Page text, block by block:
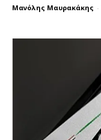
Μανόλης Μαυρακάκης -